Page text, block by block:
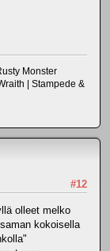
Monster
| Stampede &
#12
olleet melko
kokoisella